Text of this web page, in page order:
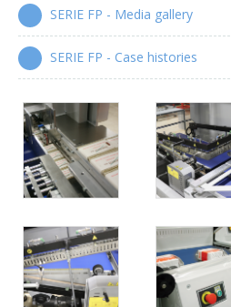
SERIE FP - Media gallery
SERIE FP - Case histories